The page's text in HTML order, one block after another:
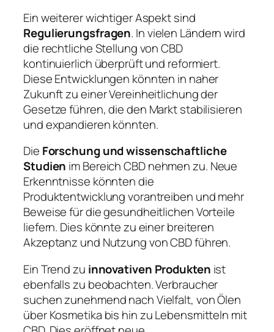
Ein weiterer wichtiger Aspekt sind
Regulierungsfragen. In vielen Ländern wird
die rechtliche Stellung von CBD
kontinuierlich überprüft und reformiert.
Diese Entwicklungen könnten in naher
Zukunft zu einer Vereinheitlichung der
Gesetze führen, die den Markt stabilisieren
und expandieren könnten.
Die Forschung und wissenschaftliche
Studien im Bereich CBD nehmen zu. Neue
Erkenntnisse könnten die
Produktentwicklung vorantreiben und mehr
Beweise für die gesundheitlichen Vorteile
liefern. Dies könnte zu einer breiteren
Akzeptanz und Nutzung von CBD führen.
Ein Trend zu innovativen Produkten ist
ebenfalls zu beobachten. Verbraucher
suchen zunehmend nach Vielfalt, von Ölen
über Kosmetika bis hin zu Lebensmitteln mit